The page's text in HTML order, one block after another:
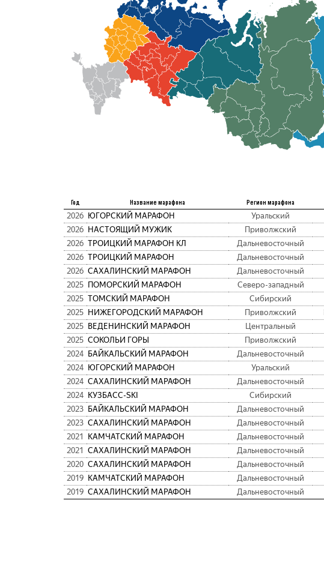
Год Название марафона Регион марафона
2026 ЮГОРСКИЙ МАРАФОН Уральский
2026 НАСТОЯЩИЙ МУЖИК Приволжский
2026 ТРОИЦКИЙ МАРАФОН КЛ Дальневосточный
2026 ТРОИЦКИЙ МАРАФОН Дальневосточный
2026 САХАЛИНСКИЙ МАРАФОН Дальневосточный
2025 ПОМОРСКИЙ МАРАФОН Северо-западный
2025 ТОМСКИЙ МАРАФОН Сибирский
2025 НИЖЕГОРОДСКИЙ МАРАФОН Приволжский
2025 ВЕДЕНИНСКИЙ МАРАФОН Центральный
2025 СОКОЛЬИ ГОРЫ Приволжский
2024 БАЙКАЛЬСКИЙ МАРАФОН Дальневосточный
2024 ЮГОРСКИЙ МАРАФОН Уральский
2024 САХАЛИНСКИЙ МАРАФОН Дальневосточный
2024 КУЗБАСC-SKI Сибирский
2023 БАЙКАЛЬСКИЙ МАРАФОН Дальневосточный
2023 САХАЛИНСКИЙ МАРАФОН Дальневосточный
2021
КАМЧАТСКИЙ МАРАФОН Дальневосточный
2021
САХАЛИНСКИЙ МАРАФОН Дальневосточный
2020 САХАЛИНСКИЙ МАРАФОН Дальневосточный
2019 КАМЧАТСКИЙ МАРАФОН Дальневосточный
2019 САХАЛИНСКИЙ МАРАФОН Дальневосточный